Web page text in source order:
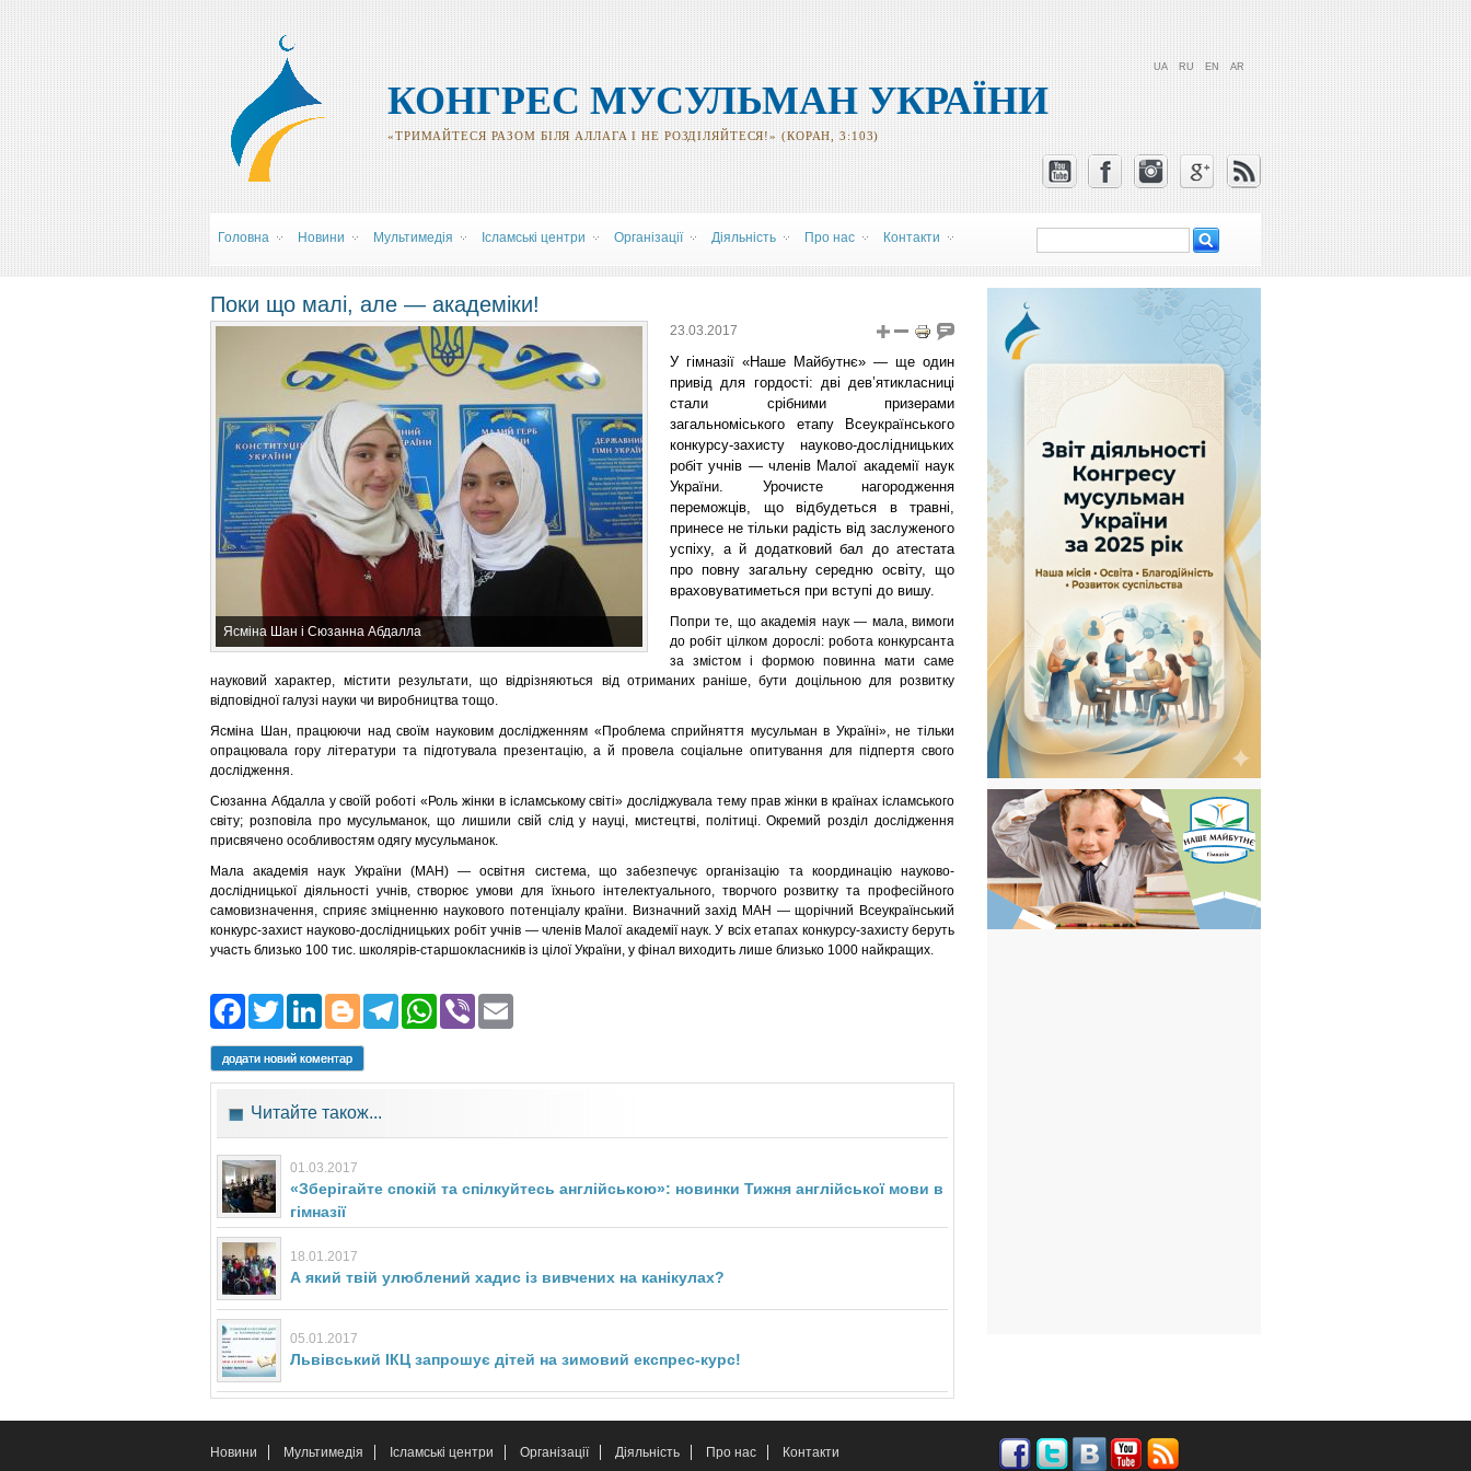
КОНГРЕС МУСУЛЬМАН УКРАЇНИ
«ТРИМАЙТЕСЯ РАЗОМ БІЛЯ АЛЛАГА І НЕ РОЗДІЛЯЙТЕСЯ!» (КОРАН, 3:103)
UA RU EN AR
Головна Новини Мультимедія Ісламські центри Організації Діяльність Про нас Контакти
Пошукова
форма
Поки що малі, але — академіки!
Ясміна Шан і Сюзанна Абдалла
23.03.2017
У гімназії «Наше Майбутнє» — ще один
привід для гордості: дві дев’ятикласниці
стали срібними призерами
загальноміського етапу Всеукраїнського
конкурсу-захисту науково-дослідницьких
робіт учнів — членів Малої академії наук
України. Урочисте нагородження
переможців, що відбудеться в травні,
принесе не тільки радість від заслуженого
успіху, а й додатковий бал до атестата
про повну загальну середню освіту, що
враховуватиметься при вступі до вишу.
Попри те, що академія наук — мала, вимоги
до робіт цілком дорослі: робота конкурсанта
за змістом і формою повинна мати саме
науковий характер, містити результати, що відрізняються від отриманих раніше, бути доцільною для розвитку
відповідної галузі науки чи виробництва тощо.
Ясміна Шан, працюючи над своїм науковим дослідженням «Проблема сприйняття мусульман в Україні», не тільки
опрацювала гору літератури та підготувала презентацію, а й провела соціальне опитування для підпертя свого
дослідження.
Сюзанна Абдалла у своїй роботі «Роль жінки в ісламському світі» досліджувала тему прав жінки в країнах ісламського
світу; розповіла про мусульманок, що лишили свій слід у науці, мистецтві, політиці. Окремий розділ дослідження
присвячено особливостям одягу мусульманок.
Мала академія наук України (МАН) — освітня система, що забезпечує організацію та координацію науково-
дослідницької діяльності учнів, створює умови для їхнього інтелектуального, творчого розвитку та професійного
самовизначення, сприяє зміцненню наукового потенціалу країни. Визначний захід МАН — щорічний Всеукраїнський
конкурс-захист науково-дослідницьких робіт учнів — членів Малої академії наук. У всіх етапах конкурсу-захисту беруть
участь близько 100 тис. школярів-старшокласників із цілої України, у фінал виходить лише близько 1000 найкращих.
Facebook
Twitter
LinkedIn
Blogger
Telegram
WhatsApp
Viber
додати новий коментар
Читайте також...
01.03.2017
«Зберігайте спокій та спілкуйтесь англійською»: новинки Тижня англійської мови в
гімназії
18.01.2017
А який твій улюблений хадис із вивчених на канікулах?
05.01.2017
Львівський ІКЦ запрошує дітей на зимовий експрес-курс!
Новини Мультимедія Ісламські центри Організації Діяльність Про нас Контакти